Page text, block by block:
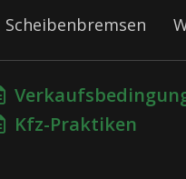
Scheibenbremsen
Kfz-Praktiken